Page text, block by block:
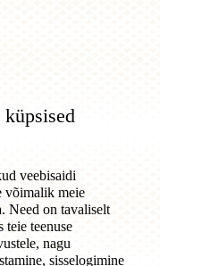
veebisaidi
võimalik meie
Need on tavaliselt
teie teenuse
nagu
sisselogimine